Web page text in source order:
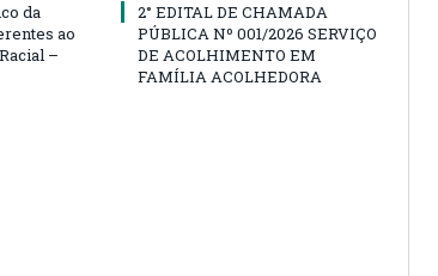
da
ao
–
2° EDITAL DE CHAMADA
PÚBLICA Nº 001/2026 SERVIÇO
DE ACOLHIMENTO EM
FAMÍLIA ACOLHEDORA